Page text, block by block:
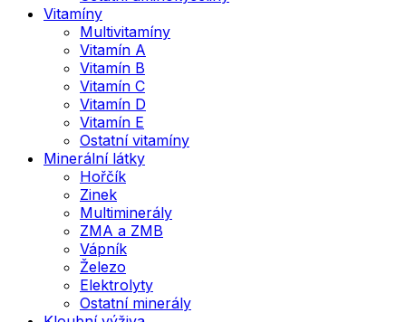
Vitamíny
Multivitamíny
Vitamín A
Vitamín B
Vitamín C
Vitamín D
Vitamín E
Ostatní vitamíny
Minerální látky
Hořčík
Zinek
Multiminerály
ZMA a ZMB
Vápník
Železo
Elektrolyty
Ostatní minerály